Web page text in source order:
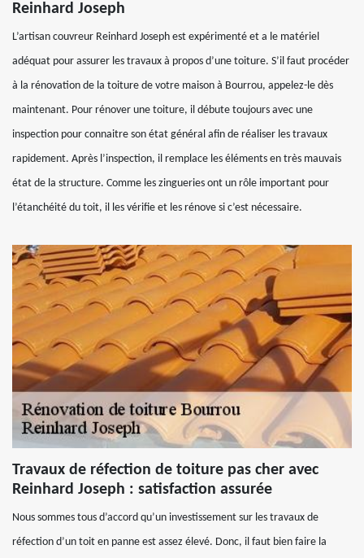
Reinhard Joseph
L’artisan couvreur Reinhard Joseph est expérimenté et a le matériel
adéquat pour assurer les travaux à propos d’une toiture. S’il faut procéder
à la rénovation de la toiture de votre maison à Bourrou, appelez-le dès
maintenant. Pour rénover une toiture, il débute toujours avec une
inspection pour connaitre son état général afin de réaliser les travaux
rapidement. Après l’inspection, il remplace les éléments en très mauvais
état de la structure. Comme les zingueries ont un rôle important pour
l’étanchéité du toit, il les vérifie et les rénove si c’est nécessaire.
Travaux de réfection de toiture pas cher avec
Reinhard Joseph : satisfaction assurée
Nous sommes tous d’accord qu’un investissement sur les travaux de
réfection d’un toit en panne est assez élevé. Donc, il faut bien faire la